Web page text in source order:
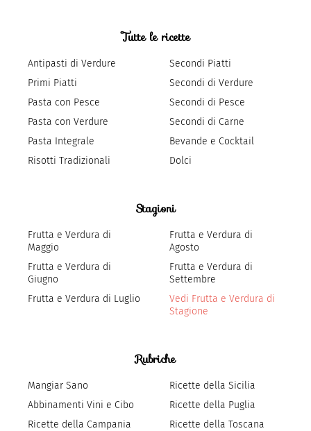
Tutte le ricette
Antipasti di Verdure
Primi Piatti
Pasta con Pesce
Pasta con Verdure
Pasta Integrale
Risotti Tradizionali
Secondi Piatti
Secondi di Verdure
Secondi di Pesce
Secondi di Carne
Bevande e Cocktail
Dolci
Stagioni
Frutta e Verdura di
Maggio
Frutta e Verdura di
Giugno
Frutta e Verdura di Luglio
Frutta e Verdura di
Agosto
Frutta e Verdura di
Settembre
Vedi Frutta e Verdura di
Stagione
Rubriche
Mangiar Sano
Abbinamenti Vini e Cibo
Ricette della Campania
Ricette della Sicilia
Ricette della Puglia
Ricette della Toscana